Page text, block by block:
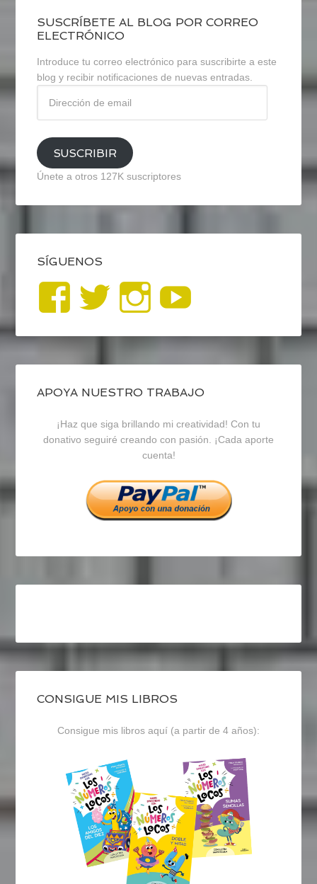
SUSCRÍBETE AL BLOG POR CORREO
ELECTRÓNICO
Introduce tu correo electrónico para suscribirte a este
blog y recibir notificaciones de nuevas entradas.
email
SUSCRIBIR
Únete a otros 127K suscriptores
SÍGUENOS
Ver
perfil
de
blogrecursosep
en
Facebook
Ver
perfil
de
recursosep
en
Twitter
Ver
perfil
de
recursosep
en
Instagram
APOYA NUESTRO TRABAJO
¡Haz que siga brillando mi creatividad! Con tu
donativo seguiré creando con pasión. ¡Cada aporte
cuenta!
CONSIGUE MIS LIBROS
Consigue mis libros aquí (a partir de 4 años):